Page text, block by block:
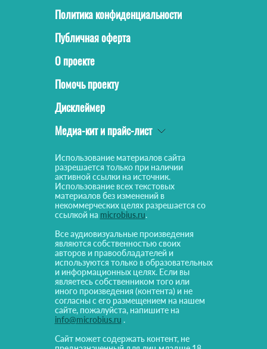
Политика конфиденциальности
Публичная оферта
О проекте
Помочь проекту
Дисклеймер
Медиа-кит и прайс-лист
Использование материалов сайта
разрешается только при наличии
активной ссылки на источник.
Использование всех текстовых
материалов без изменений в
некоммерческих целях разрешается со
ссылкой на microbius.ru.
Все аудиовизуальные произведения
являются собственностью своих
авторов и правообладателей и
используются только в образовательных
и информационных целях. Если вы
являетесь собственником того или
иного произведения (контента) и не
согласны с его размещением на нашем
сайте, пожалуйста, напишите на
info@microbius.ru .
Сайт может содержать контент, не